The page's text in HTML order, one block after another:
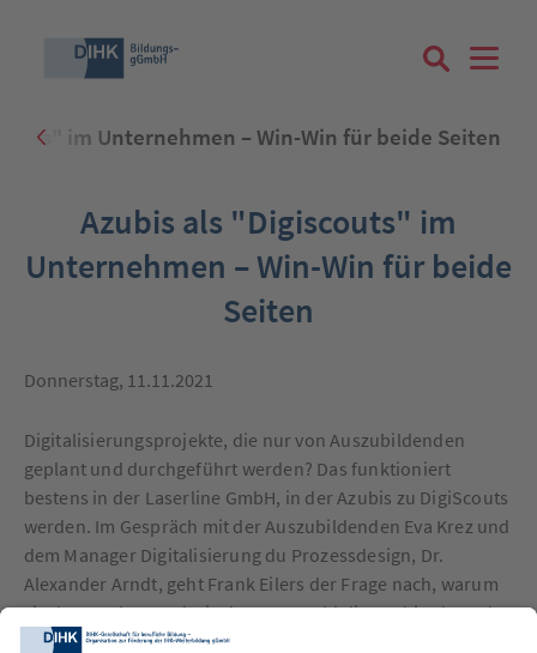
Suchbegriff eingeben
im Unternehmen – Win-Win für beide Seiten
Azubis als "Digiscouts" im
Unternehmen – Win-Win für beide
Seiten
Donnerstag, 11.11.2021
Digitalisierungsprojekte, die nur von Auszubildenden
geplant und durchgeführt werden? Das funktioniert
bestens in der Laserline GmbH, in der Azubis zu DigiScouts
werden. Im Gespräch mit der Auszubildenden Eva Krez und
dem Manager Digitalisierung du Prozessdesign, Dr.
Alexander Arndt, geht Frank Eilers der Frage nach, warum
sie das machen und wie davon sowohl die Azubis als auch
das Unternehmen profitieren.